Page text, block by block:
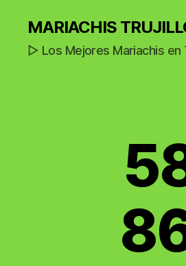
MARIACHIS
▷ Los Mejores Mariachis en